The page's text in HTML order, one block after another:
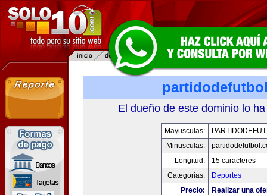
El dueño de este dominio lo
Mayusculas:
Minusculas:
Longitud:
15 caracteres
Categorias:
Deportes
Precio:
Realizar una